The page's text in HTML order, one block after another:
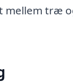
mellem træ